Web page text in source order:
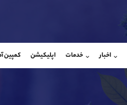
اخبار خدمات اپلیکیشن کمپین
واتساپ